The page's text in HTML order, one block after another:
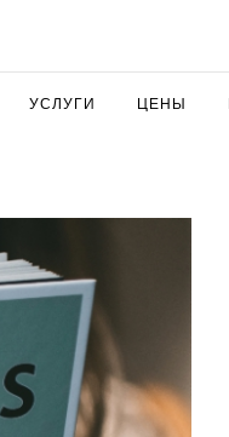
УСЛУГИ ЦЕНЫ